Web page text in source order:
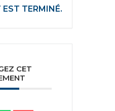
TERMINÉ.
CET